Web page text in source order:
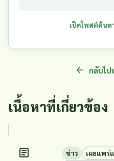
เปิดโพสต์ต้นท
กลับไป
เนื้อหาที่เกี่ยวข้อง
ข่าว เผยแพร่